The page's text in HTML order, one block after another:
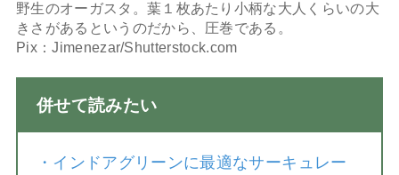
野生のオーガスタ。葉１枚あたり小柄な大人くらいの大
きさがあるというのだから、圧巻である。
Pix：Jimenezar/Shutterstock.com
併せて読みたい
・ インドアグリーンに最適なサーキュレー